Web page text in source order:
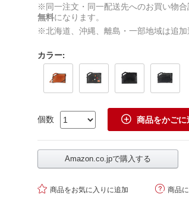
※同一注文・同一配送先へのお買い物合
無料になります。
※北海道、沖縄、離島・一部地域は追加
カラー:
個数  商品をかごに
Amazon.co.jpで購入する
 商品をお気に入りに追加  商品